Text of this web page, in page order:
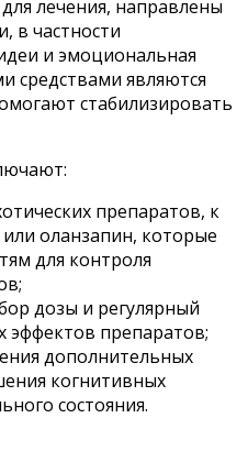
лечения, направлены
в частности
и эмоциональная
средствами являются
стабилизировать
препаратов, к
оланзапин, которые
для контроля
дозы и регулярный
эффектов препаратов;
дополнительных
когнитивных
состояния.